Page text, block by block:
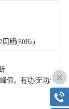
周期(60Hz)
值，有功/无功/